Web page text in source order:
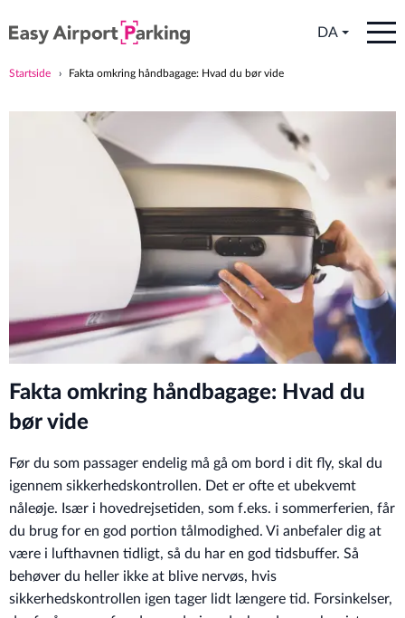
DA
Startside Fakta omkring håndbagage: Hvad du bør vide
Fakta omkring håndbagage: Hvad du
bør vide
Før du som passager endelig må gå om bord i dit fly, skal du
igennem sikkerhedskontrollen. Det er ofte et ubekvemt
nåleøje. Især i hovedrejsetiden, som f.eks. i sommerferien, får
du brug for en god portion tålmodighed. Vi anbefaler dig at
være i lufthavnen tidligt, så du har en god tidsbuffer. Så
behøver du heller ikke at blive nervøs, hvis
sikkerhedskontrollen igen tager lidt længere tid. Forsinkelser,